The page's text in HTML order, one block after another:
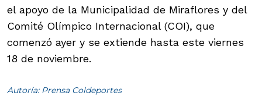
el apoyo de la Municipalidad de Miraflores y del
Comité Olímpico Internacional (COI), que
comenzó ayer y se extiende hasta este viernes
18 de noviembre.
Autoría: Prensa Coldeportes